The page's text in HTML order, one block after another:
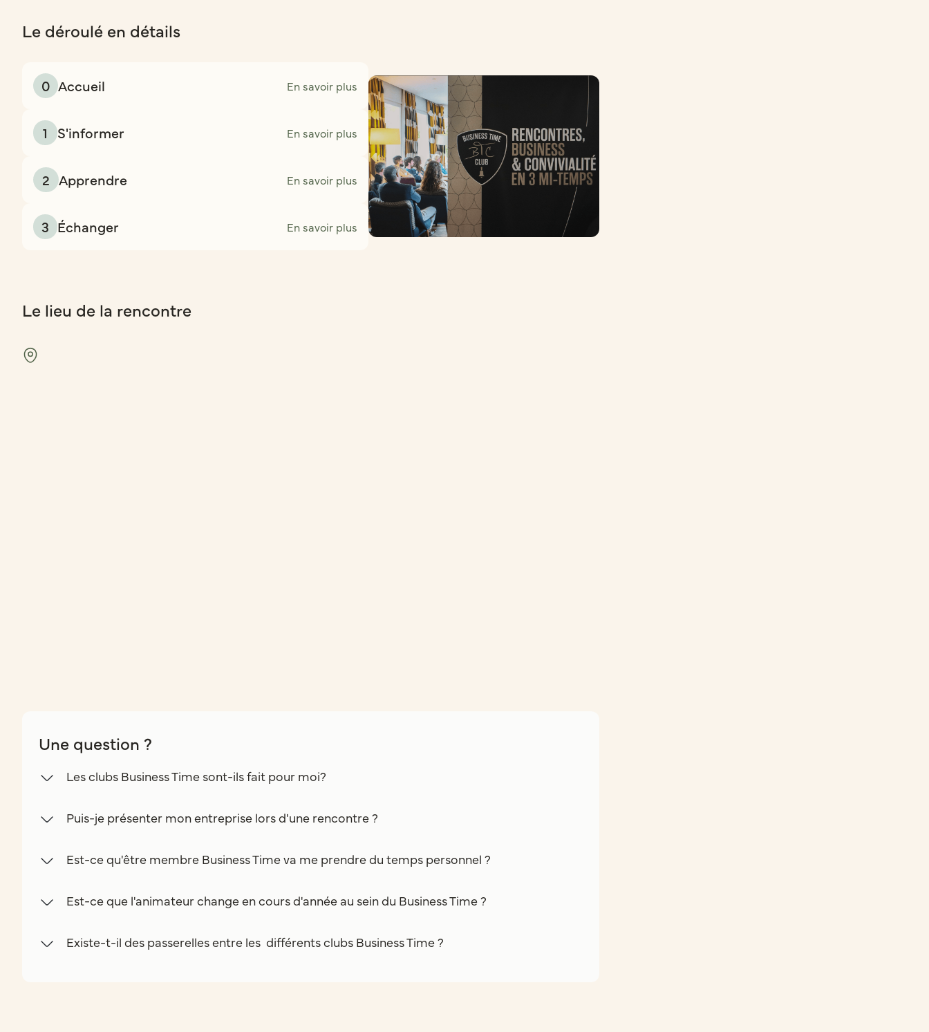
Le déroulé en détails
0 Accueil En savoir plus
1 S'informer En savoir plus
2 Apprendre En savoir plus
3 Échanger En savoir plus
Le lieu de la rencontre
Une question ?
Les clubs Business Time sont-ils fait pour moi?
Puis-je présenter mon entreprise lors d'une rencontre ?
Est-ce qu'être membre Business Time va me prendre du temps personnel ?
Est-ce que l'animateur change en cours d'année au sein du Business Time ?
Existe-t-il des passerelles entre les différents clubs Business Time ?